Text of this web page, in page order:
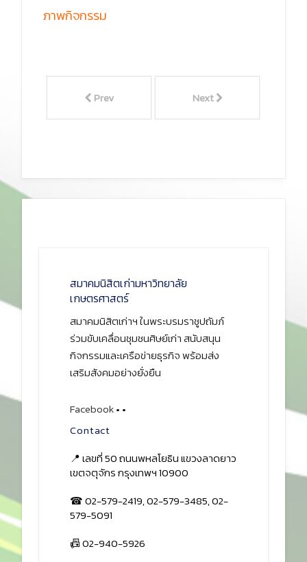
ภาพกิจกรรม
Prev Next
สมาคมนิสิตเก่ามหาวิทยาลัย
เกษตรศาสตร์
สมาคมนิสิตเก่าฯ ในพระบรมราชูปถัมภ์
ร่วมขับเคลื่อนชุมชนศิษย์เก่า สนับสนุน
กิจกรรมและเครือข่ายธุรกิจ พร้อมส่ง
เสริมสังคมอย่างยั่งยืน
Facebook• •
Contact
📍 เลขที่ 50 ถนนพหลโยธิน แขวงลาดยาว
เขตจตุจักร กรุงเทพฯ 10900
☎ 02-579-2419, 02-579-3485, 02-
579-5091
📠 02-940-5926